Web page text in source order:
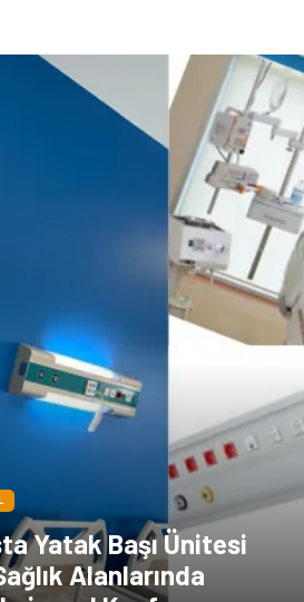
Dernekler ve
Yatak Başı Ünitesi
Alanlarında